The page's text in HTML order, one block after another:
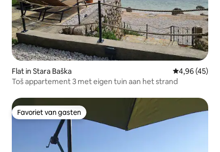
Flat in Stara Baška Gemiddelde
4,96 (45)
Toš appartement 3 met eigen tuin aan het strand
Favoriet van gasten
Favoriet van gasten